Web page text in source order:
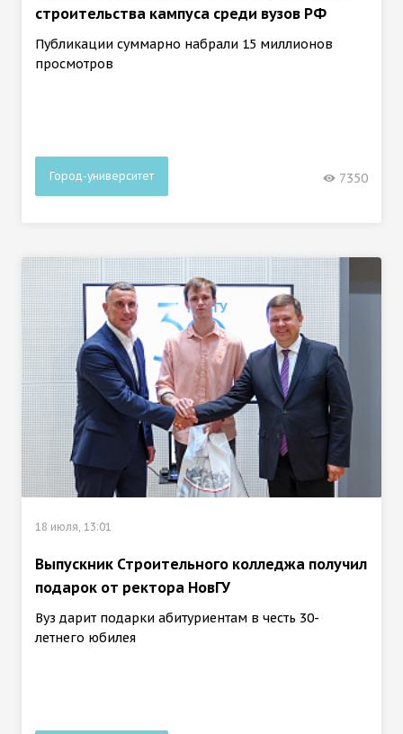
строительства кампуса среди вузов РФ
Публикации суммарно набрали 15 миллионов
просмотров
Город-университет 7350
18 июля, 13:01
Выпускник Строительного колледжа получил
подарок от ректора НовГУ
Вуз дарит подарки абитуриентам в честь 30-
летнего юбилея